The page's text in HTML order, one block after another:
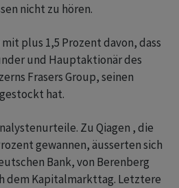
nicht zu hören.
plus 1,5 Prozent davon, dass
und Hauptaktionär des
Frasers Group, seinen
hat.
Zu Qiagen , die
gewannen, äusserten sich
Bank, von Berenberg
dem Kapitalmarkttag. Letztere